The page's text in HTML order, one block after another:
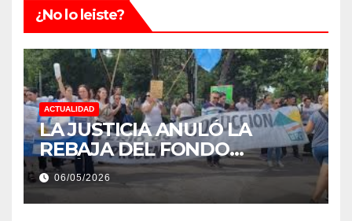
¿No lo leiste?
ACTUALIDAD
LA JUSTICIA ANULÓ LA
REBAJA DEL FONDO
ESTÍMULO A EMPLEADOS DE
PRODUCCIÓN DE LA
PROVINCIA DEL CHACO
06/05/2026